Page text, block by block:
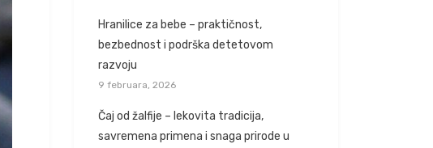
Hranilice za bebe – praktičnost,
bezbednost i podrška detetovom
razvoju
9 februara, 2026
Čaj od žalfije – lekovita tradicija,
savremena primena i snaga prirode u